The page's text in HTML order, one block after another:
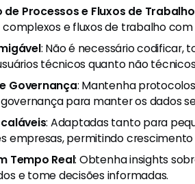
Processos e Fluxos de Trabalho
e fluxos de trabalho
: Não é necessário codificar,
técnicos quanto não
Governança: Mantenha
para manter os dados
: Adaptadas tanto para
empresas, permitindo
Tempo Real: Obtenha insights
e tome decisões informadas.